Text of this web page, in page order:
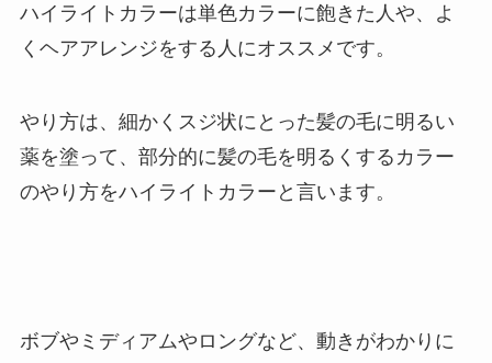
ハイライトカラーは単色カラーに飽きた人や、よ
くヘアアレンジをする人にオススメです。
やり方は、細かくスジ状にとった髪の毛に明るい
薬を塗って、部分的に髪の毛を明るくするカラー
のやり方をハイライトカラーと言います。
ボブやミディアムやロングなど、動きがわかりに